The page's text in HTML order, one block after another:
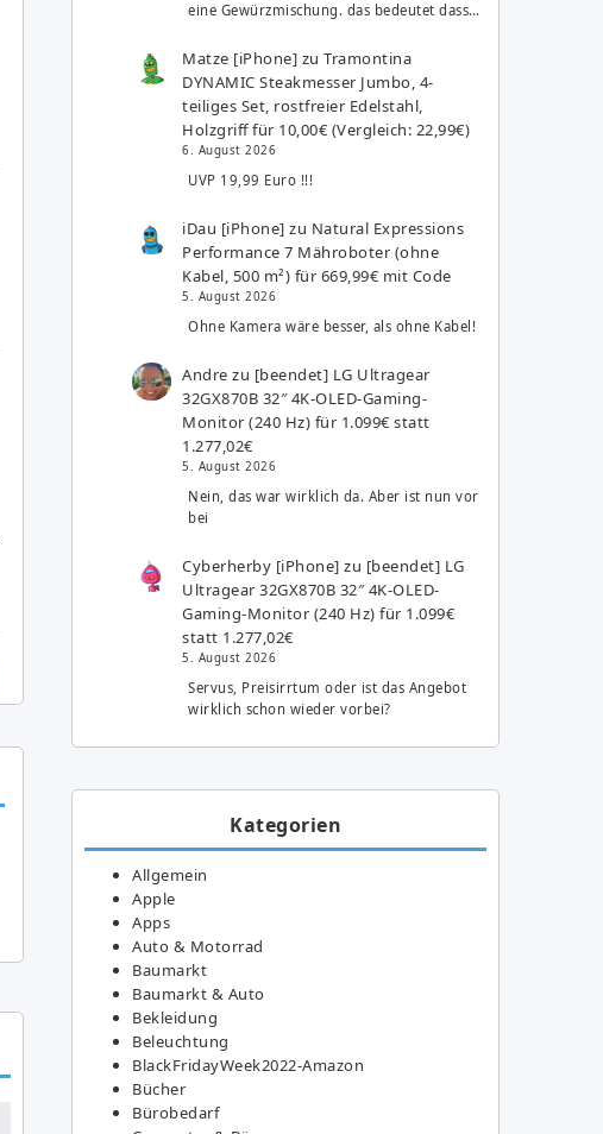
eine Gewürzmischung. das bedeutet dass…
Matze [iPhone] zuTramontina
DYNAMIC Steakmesser Jumbo, 4-
teiliges Set, rostfreier Edelstahl,
Holzgriff für 10,00€ (Vergleich: 22,99€)
6. August 2026
UVP 19,99 Euro !!!
iDau [iPhone] zu Natural Expressions
Performance 7 Mähroboter (ohne
Kabel, 500 m²) für 669,99€ mit Code
5. August 2026
Ohne Kamera wäre besser, als ohne Kabel!
Andre zu [beendet] LG Ultragear
32GX870B 32″ 4K-OLED-Gaming-
Monitor (240 Hz) für 1.099€ statt
1.277,02€
5. August 2026
Nein, das war wirklich da. Aber ist nun vor
bei
Cyberherby [iPhone] zu [beendet] LG
Ultragear 32GX870B 32″ 4K-OLED-
Gaming-Monitor (240 Hz) für 1.099€
statt 1.277,02€
5. August 2026
Servus, Preisirrtum oder ist das Angebot
wirklich schon wieder vorbei?
Kategorien
Allgemein
Apple
Apps
Auto & Motorrad
Baumarkt
Baumarkt & Auto
Bekleidung
Beleuchtung
BlackFridayWeek2022-Amazon
Bücher
Bürobedarf